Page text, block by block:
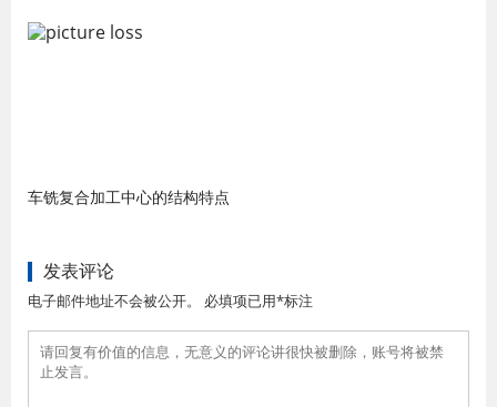
车铣复合加工中心的结构特点
发表评论
电子邮件地址不会被公开。 必填项已用*标注